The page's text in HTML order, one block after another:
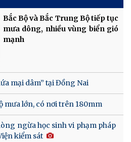
Bắc Bộ và Bắc Trung Bộ tiếp tục
mưa dông, nhiều vùng biển gió
mạnh
mại dâm” tại Đồng Nai
mưa lớn, có nơi trên 180mm
ngừa học sinh vi phạm pháp
kiểm sát